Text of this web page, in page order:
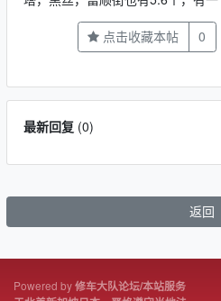
点击收藏本帖 0
最新回复(0)
返回
Powered by修车大队论坛/本站服务